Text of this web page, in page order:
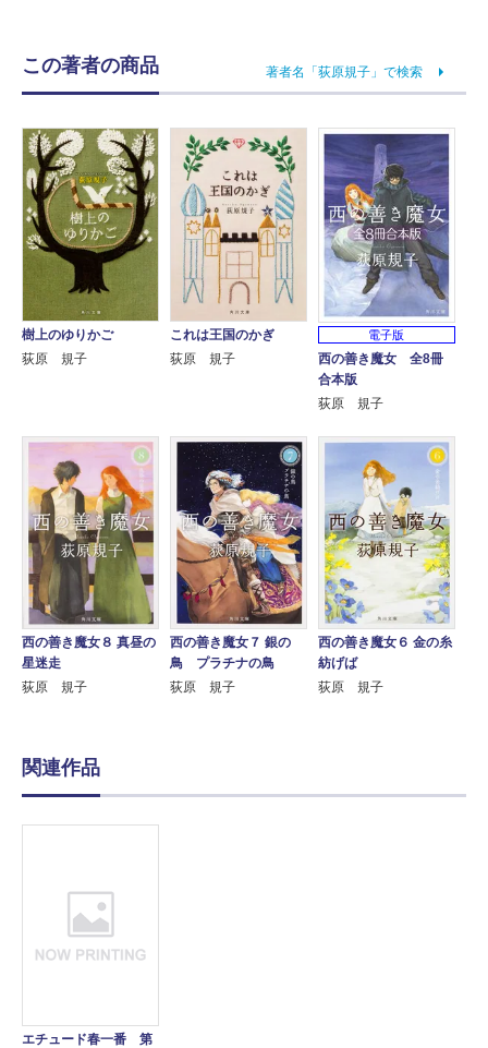
この著者の商品 著者名「荻原規子」で検索
樹上のゆりかご
荻原 規子
これは王国のかぎ
荻原 規子
電子版
西の善き魔女 全8冊
合本版
荻原 規子
西の善き魔女８ 真昼の
星迷走
荻原 規子
西の善き魔女７ 銀の
鳥 プラチナの鳥
荻原 規子
西の善き魔女６ 金の糸
紡げば
荻原 規子
関連作品
エチュード春一番 第